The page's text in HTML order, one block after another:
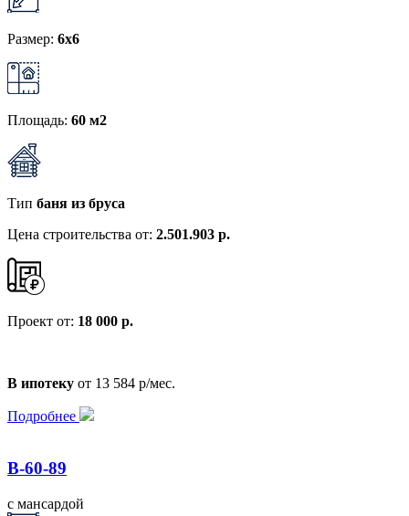
Размер: 6x6
Площадь: 60 м2
Тип баня из бруса
Цена строительства от: 2.501.903 р.
Проект от: 18 000 р.
В ипотеку от 13 584 р/мес.
Подробнее
B-60-89
с мансардой